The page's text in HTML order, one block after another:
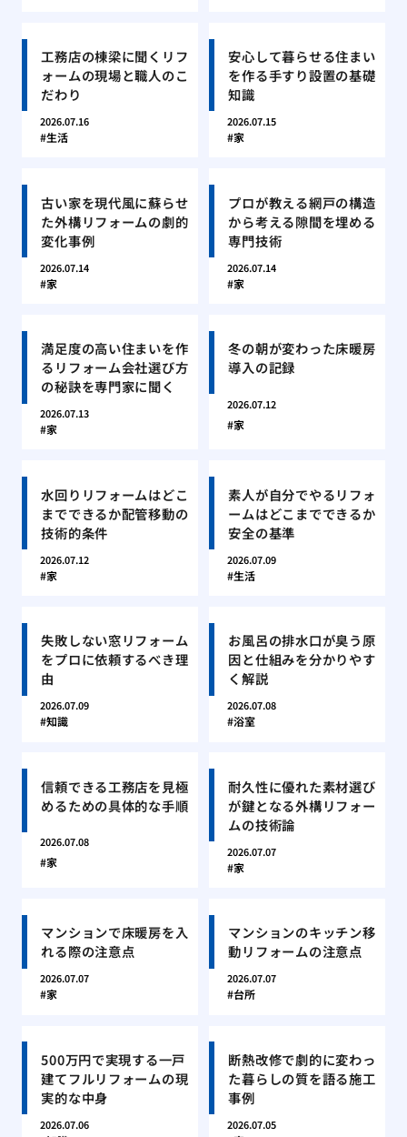
工務店の棟梁に聞くリフ
ォームの現場と職人のこ
だわり
2026.07.16
生活
安心して暮らせる住まい
を作る手すり設置の基礎
知識
2026.07.15
家
古い家を現代風に蘇らせ
た外構リフォームの劇的
変化事例
2026.07.14
家
プロが教える網戸の構造
から考える隙間を埋める
専門技術
2026.07.14
家
満足度の高い住まいを作
るリフォーム会社選び方
の秘訣を専門家に聞く
2026.07.13
家
冬の朝が変わった床暖房
導入の記録
2026.07.12
家
水回りリフォームはどこ
までできるか配管移動の
技術的条件
2026.07.12
家
素人が自分でやるリフォ
ームはどこまでできるか
安全の基準
2026.07.09
生活
失敗しない窓リフォーム
をプロに依頼するべき理
由
2026.07.09
知識
お風呂の排水口が臭う原
因と仕組みを分かりやす
く解説
2026.07.08
浴室
信頼できる工務店を見極
めるための具体的な手順
2026.07.08
家
耐久性に優れた素材選び
が鍵となる外構リフォー
ムの技術論
2026.07.07
家
マンションで床暖房を入
れる際の注意点
2026.07.07
家
マンションのキッチン移
動リフォームの注意点
2026.07.07
台所
500万円で実現する一戸
建てフルリフォームの現
実的な中身
2026.07.06
断熱改修で劇的に変わっ
た暮らしの質を語る施工
事例
2026.07.05